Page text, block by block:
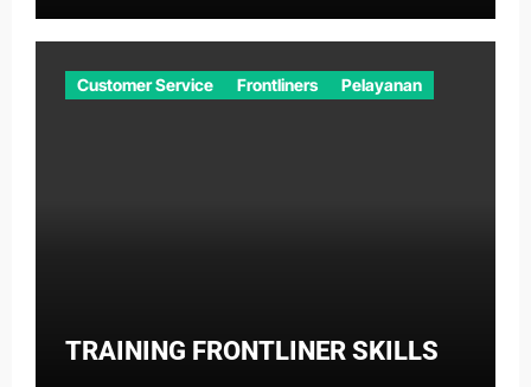
Customer Service Frontliners Pelayanan
TRAINING FRONTLINER SKILLS